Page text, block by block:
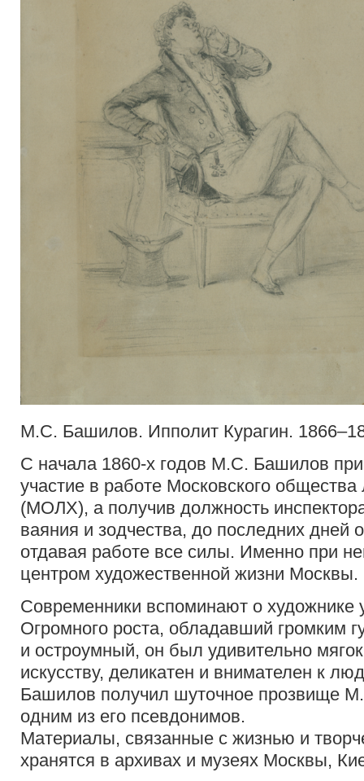
М.С. Башилов. Ипполит Курагин.
С начала 1860-х годов М.С. Башилов
участие в работе Московского
(МОЛХ), а получив должность
ваяния и зодчества, до последних дней
отдавая работе все силы. Именно при
центром художественной жизни Москвы.
Современники вспоминают о художнике
Огромного роста, обладавший громким
и остроумный, он был удивительно
искусству, деликатен и внимателен к
Башилов получил шуточное прозвище
одним из его псевдонимов.
Материалы, связанные с жизнью и
хранятся в архивах и музеях Москвы,